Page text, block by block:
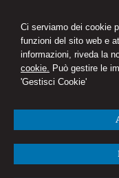
Ci serviamo dei cookie
funzioni del sito web e
informazioni, riveda la
cookie. Può gestire le
'Gestisci Cookie'